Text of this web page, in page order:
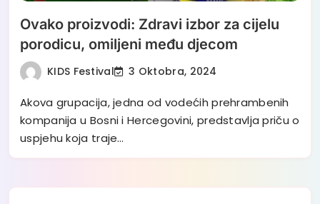
Ovako proizvodi: Zdravi izbor za cijelu
porodicu, omiljeni među djecom
KIDS Festival 3 Oktobra, 2024
Akova grupacija, jedna od vodećih prehrambenih
kompanija u Bosni i Hercegovini, predstavlja priču o
uspjehu koja traje…